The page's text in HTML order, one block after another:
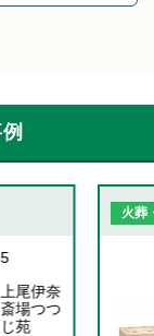
5
上尾伊奈
斎場つつ
じ苑
火葬